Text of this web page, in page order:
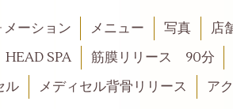
メーション メニュー 写真 店
SPA 筋膜リリース 90分
ル
メディセル背骨リリース ア